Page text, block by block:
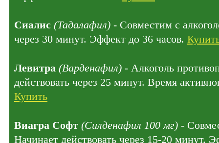
Сиалис (Тадалафил) - Совместим с
через 30 минут. Эффект до 36 часов.
Левитра (Варденафил) - Алкоголь
действовать через 25 минут. Время
Купить
Виагра Софт (Силденафил 100 мг) -
Начинает действовать через 15-20 минут.